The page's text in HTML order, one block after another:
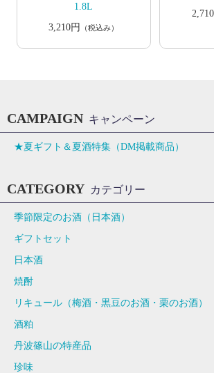
1.8L
3,210円
（税込み）
CAMPAIGN キャンペーン
★夏ギフト＆夏酒特集（DM掲載商品）
CATEGORY カテゴリー
季節限定のお酒（日本酒）
ギフトセット
日本酒
焼酎
リキュール（梅酒・黒豆のお酒・栗のお酒）
酒粕
丹波篠山の特産品
珍味